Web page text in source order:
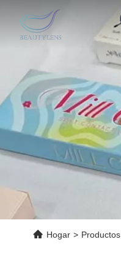
Hogar > Productos